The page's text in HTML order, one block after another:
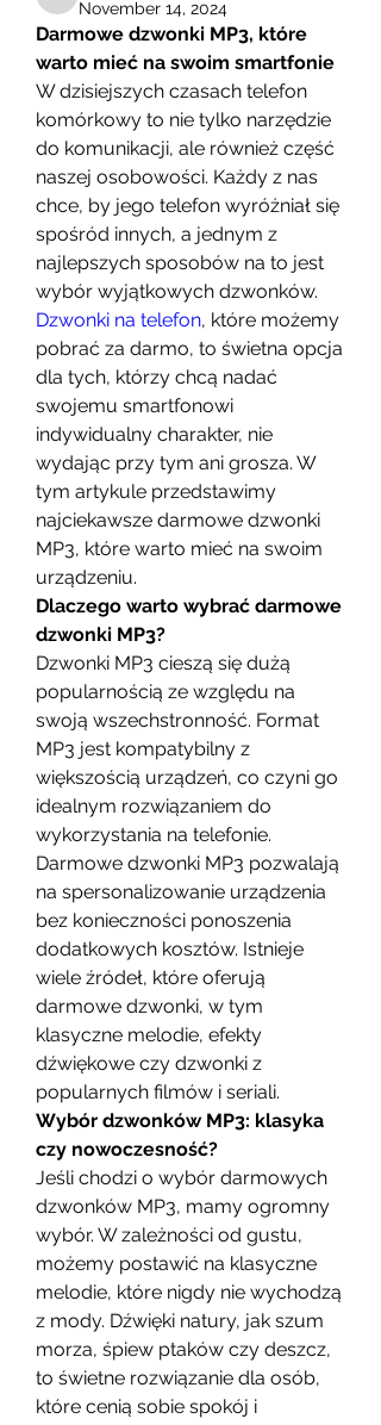
November 14, 2024
Darmowe dzwonki MP3, które
warto mieć na swoim smartfonie
W dzisiejszych czasach telefon
komórkowy to nie tylko narzędzie
do komunikacji, ale również część
naszej osobowości. Każdy z nas
chce, by jego telefon wyróżniał się
spośród innych, a jednym z
najlepszych sposobów na to jest
Dzwonki na telefon, które możemy
pobrać za darmo, to świetna opcja
dla tych, którzy chcą nadać
swojemu smartfonowi
indywidualny charakter, nie
wydając przy tym ani grosza. W
tym artykule przedstawimy
najciekawsze darmowe dzwonki
MP3, które warto mieć na swoim
urządzeniu.
Dlaczego warto wybrać darmowe
dzwonki MP3?
Dzwonki MP3 cieszą się dużą
popularnością ze względu na
swoją wszechstronność. Format
MP3 jest kompatybilny z
większością urządzeń, co czyni go
idealnym rozwiązaniem do
wykorzystania na telefonie.
Darmowe dzwonki MP3 pozwalają
na spersonalizowanie urządzenia
bez konieczności ponoszenia
dodatkowych kosztów. Istnieje
wiele źródeł, które oferują
darmowe dzwonki, w tym
klasyczne melodie, efekty
dźwiękowe czy dzwonki z
popularnych filmów i seriali.
Wybór dzwonków MP3: klasyka
czy nowoczesność?
Jeśli chodzi o wybór darmowych
dzwonków MP3, mamy ogromny
wybór. W zależności od gustu,
możemy postawić na klasyczne
melodie, które nigdy nie wychodzą
z mody. Dźwięki natury, jak szum
morza, śpiew ptaków czy deszcz,
to świetne rozwiązanie dla osób,
które cenią sobie spokój i